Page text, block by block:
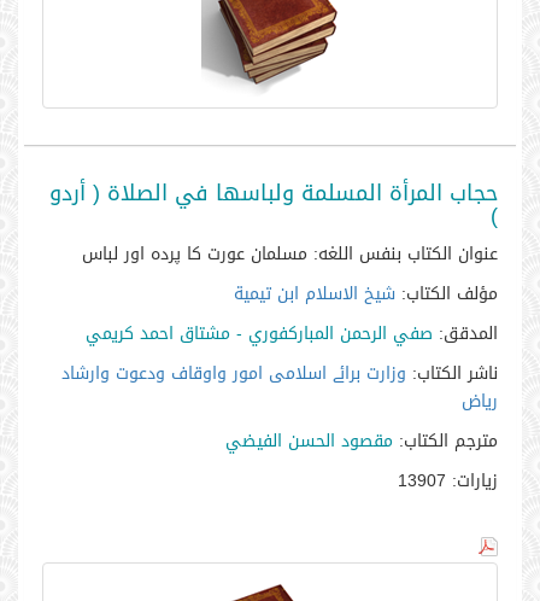
حجاب المرأة المسلمة ولباسها في الصلاة ( أردو
)
عنوان الكتاب بنفس اللغه: مسلمان عورت کا پردہ اور لباس
مؤلف الكتاب: شيخ الاسلام ابن تيمية
المدقق: صفي الرحمن المباركفوري - مشتاق احمد كريمي
ناشر الكتاب: وزارت برائے اسلامی امور واوقاف ودعوت وارشاد
ریاض
مترجم الكتاب: مقصود الحسن الفيضي
زيارات: